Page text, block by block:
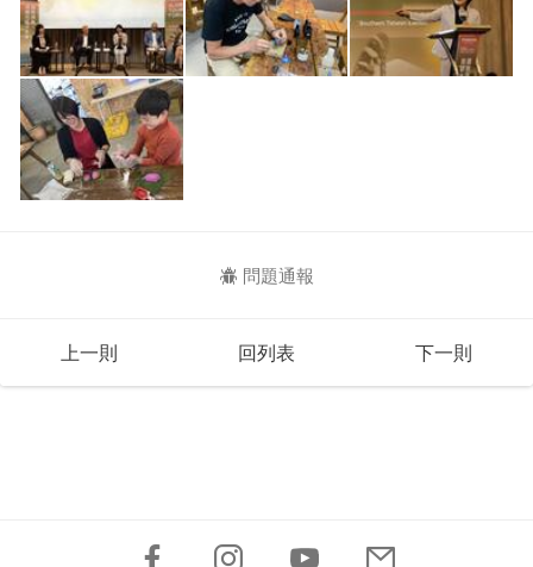
問題通報
上一則 回列表 下一則